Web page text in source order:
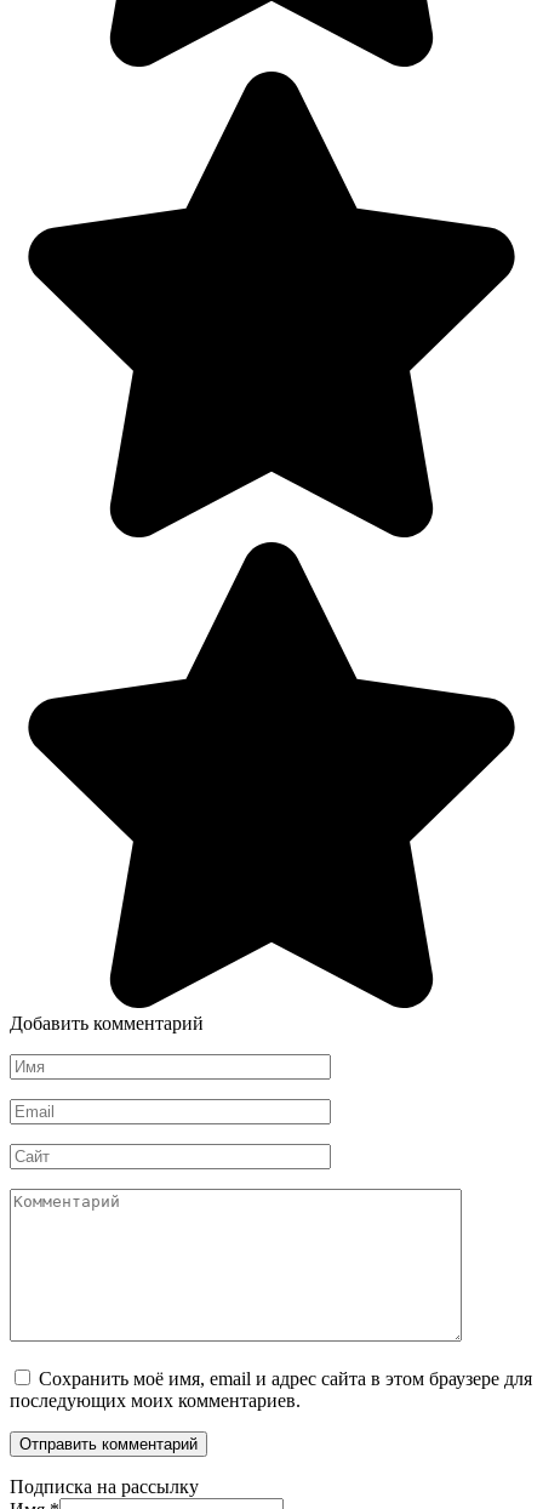
Добавить комментарий
Имя
*
Email
*
Сайт
Комментарий
Сохранить моё имя, email и адрес сайта в этом браузере для
последующих моих комментариев.
Подписка на рассылку